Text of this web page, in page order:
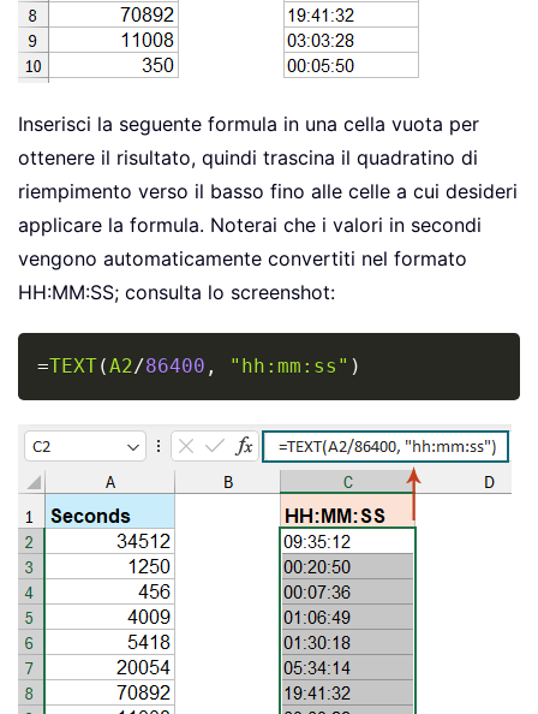
Inserisci la seguente formula in una cella vuota per
ottenere il risultato, quindi trascina il quadratino di
riempimento verso il basso fino alle celle a cui desideri
applicare la formula. Noterai che i valori in secondi
vengono automaticamente convertiti nel formato
HH:MM:SS; consulta lo screenshot:
=TEXT(A2/86400 , "hh:mm:ss" )